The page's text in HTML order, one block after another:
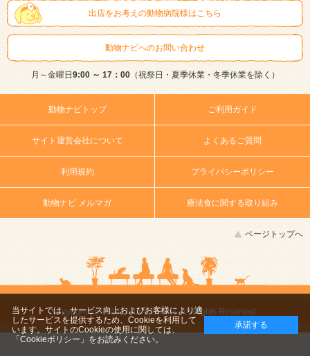
出店をお考えの動物病院様はこちら
動物ナビへのお問い合わせ
月～金曜日 9:00 ～ 17：00（祝祭日・夏季休業・冬季休業を除く）
動物ナビトップ ご利用ガイド
サイト運営会社について よくあるご質問
利用規約 プライバシーポリシー
動物ナビ メルマガ 療法食に関する取り組み
ページトップへ
copyright (c) 2014 DoubutsuNavi ,All Rights Reserved.
当サイトでは、サービス向上およびお客様により適
したサービスを提供するため、Cookieを利用して
います。サイトのCookieの使用に関しては、
「Cookieポリシー」 をお読みください。
承諾する